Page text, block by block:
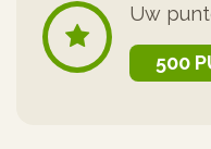
Uw
500